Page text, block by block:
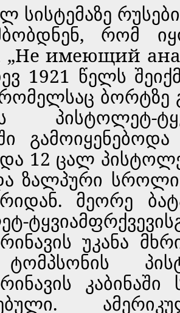
სისტემაზე
რომ
„Не имеющий
1921 წელს
რომელსაც
პისტოლეტ-
12 ცალ
ზალპური
მეორე
უკანა